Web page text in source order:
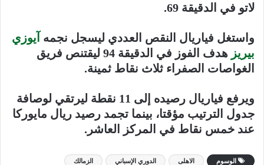
لاتو في الدقيقة 69.
واستغل فياريال النقص العددي ليسجل نجمه آيوزي
بيريز
هدف الفوز في الدقيقة 94 ليقتنص فريق
الغواصات الصفراء ثلاث نقاط ثمينة.
ويرفع فياريال رصيده إلى 11 نقطة ليرتقي لوصافة
جدول الترتيب مؤقتا، بينما تجمد رصيد ريال مايوركا
عند خمس نقاط في المركز العاشر.
الوسوم الاهلى الدوري الإسباني الزمالك